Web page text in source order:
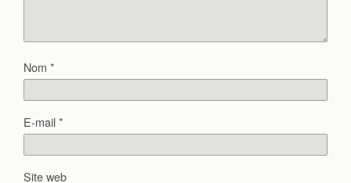
Nom *
E-mail*
Site web